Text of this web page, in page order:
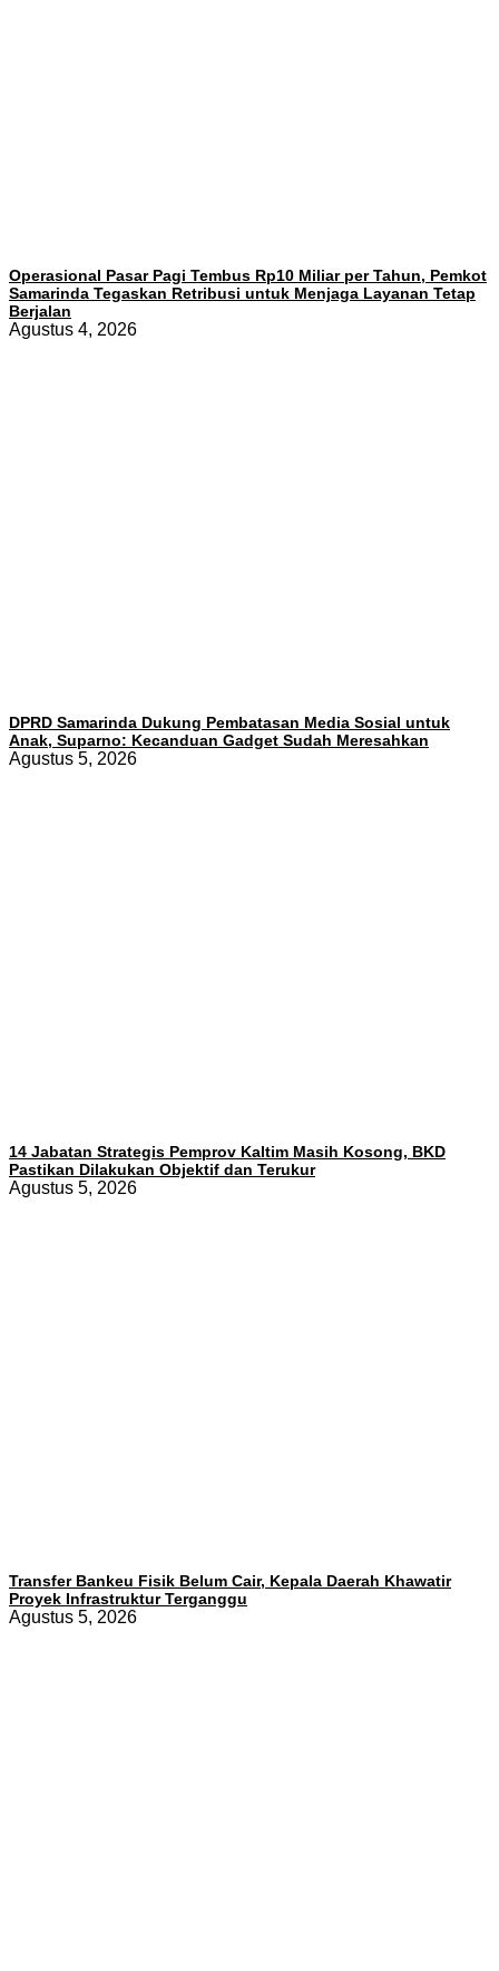
Operasional Pasar Pagi Tembus Rp10 Miliar per Tahun, Pemkot
Samarinda Tegaskan Retribusi untuk Menjaga Layanan Tetap
Berjalan
Agustus 4, 2026
DPRD Samarinda Dukung Pembatasan Media Sosial untuk
Anak, Suparno: Kecanduan Gadget Sudah Meresahkan
Agustus 5, 2026
14 Jabatan Strategis Pemprov Kaltim Masih Kosong, BKD
Pastikan Dilakukan Objektif dan Terukur
Agustus 5, 2026
Transfer Bankeu Fisik Belum Cair, Kepala Daerah Khawatir
Proyek Infrastruktur Terganggu
Agustus 5, 2026